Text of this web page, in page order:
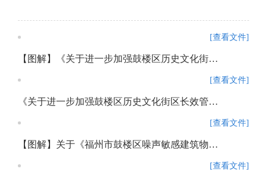
[查看文件]
【图解】《关于进一步加强鼓楼区历史文化街区长效管理实施办法》
[查看文件]
《关于进一步加强鼓楼区历史文化街区长效管理实施办法》政策解读
[查看文件]
【图解】关于《福州市鼓楼区噪声敏感建筑物集中区域划定方案》的通知
[查看文件]